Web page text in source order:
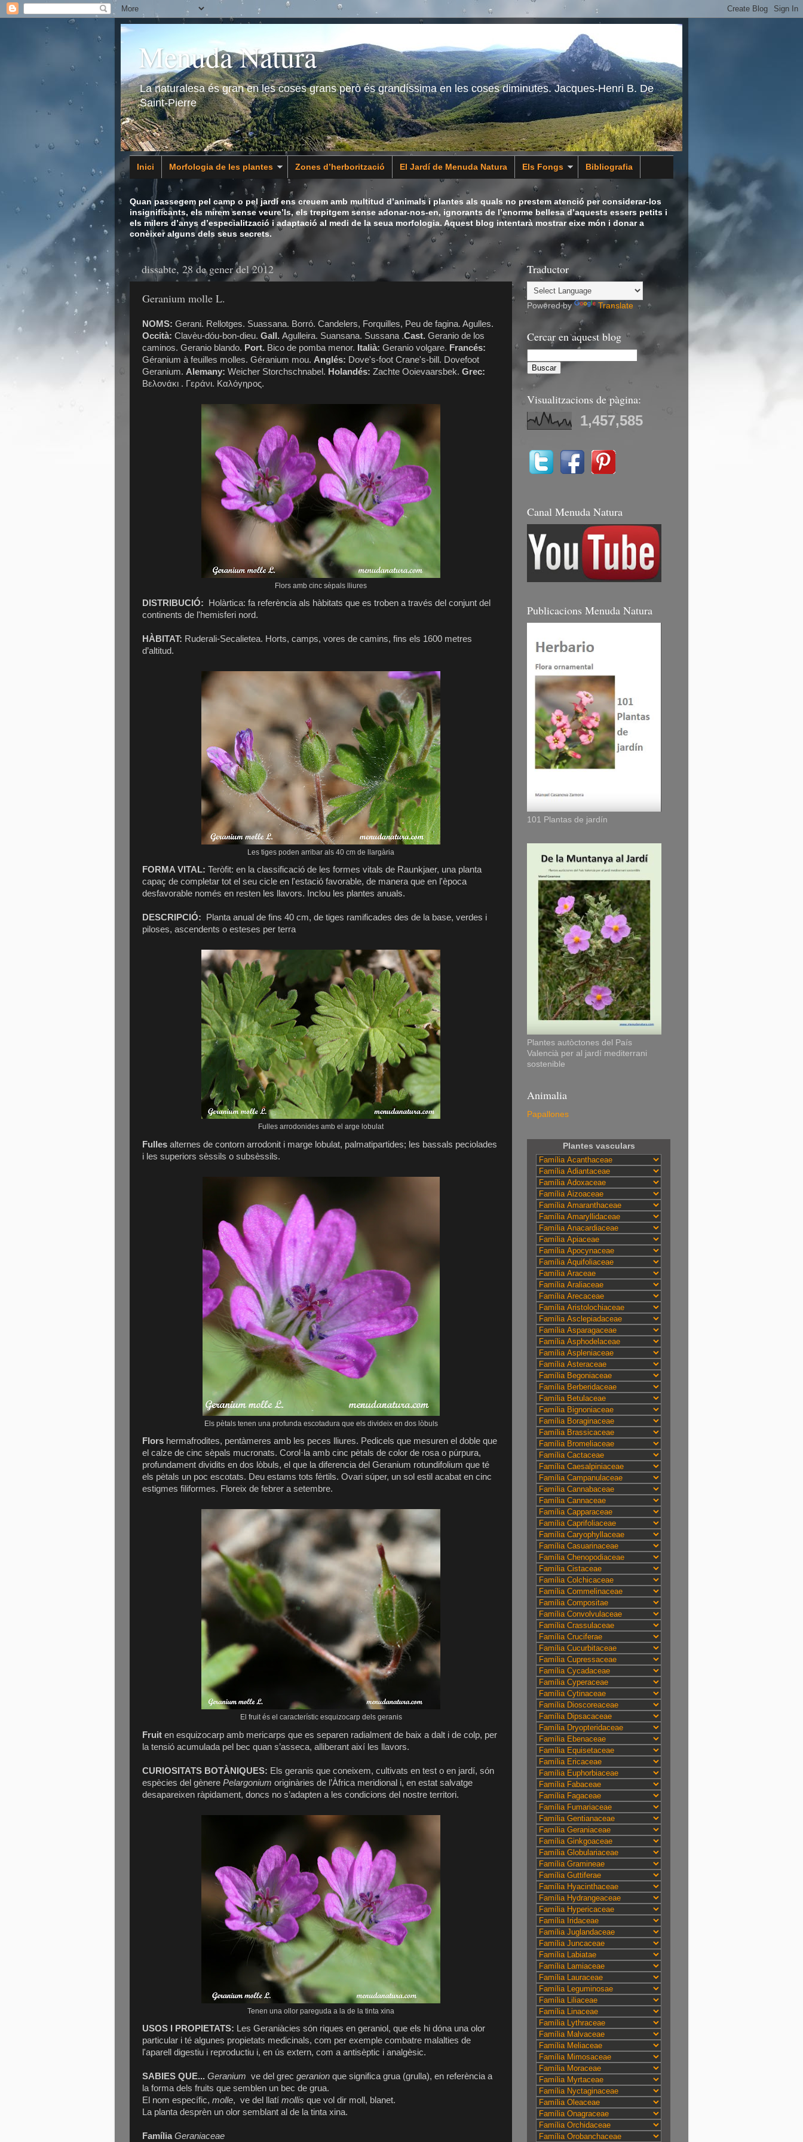
Menuda Natura
La naturalesa és gran en les coses grans però és grandíssima en les coses diminutes. Jacques-Henri B. De
Saint-Pierre
Inici Morfologia de les plantes Zones d’herborització El Jardí de Menuda Natura Els Fongs Bibliografia
Animalia
Quan passegem pel camp o pel jardí ens creuem amb multitud d’animals i plantes als quals no prestem atenció per considerar-los
insignificants, els mirem sense veure’ls, els trepitgem sense adonar-nos-en, ignorants de l’enorme bellesa d’aquests essers petits i
els milers d’anys d’especialització i adaptació al medi de la seua morfologia. Aquest blog intentarà mostrar eixe món i donar a
conèixer alguns dels seus secrets.
dissabte, 28 de gener del 2012
Geranium molle L.
NOMS: Gerani. Rellotges. Suassana. Borró. Candelers, Forquilles, Peu de fagina. Agulles.
Occità: Clavèu-dóu-bon-dieu. Gall. Agulleira. Suansana. Sussana .Cast. Geranio de los
caminos. Geranio blando. Port. Bico de pomba menor. Italià: Geranio volgare. Francés:
Géranium à feuilles molles. Géranium mou. Anglés: Dove's-foot Crane's-bill. Dovefoot
Geranium. Alemany: Weicher Storchschnabel. Holandés: Zachte Ooievaarsbek. Grec:
Βελονάκι . Γεράνι. Καλόγηρος.
Flors amb cinc sèpals lliures
DISTRIBUCIÓ:
Holàrtica: fa referència als hàbitats que es troben a través del conjunt del
continents de l'hemisferi nord.
HÀBITAT: Ruderali-Secalietea. Horts, camps, vores de camins, fins els 1600 metres
d’altitud.
Les tiges poden arribar als 40 cm de llargària
FORMA VITAL: Teròfit: en la classificació de les formes vitals de Raunkjaer, una planta
capaç de completar tot el seu cicle en l'estació favorable, de manera que en l'època
desfavorable només en resten les llavors. Inclou les plantes anuals.
DESCRIPCIÓ:
Planta anual de fins 40 cm, de tiges ramificades des de la base, verdes i
piloses, ascendents o esteses per terra
Fulles arrodonides amb el arge lobulat
Fulles alternes de contorn arrodonit i marge lobulat, palmatipartides; les bassals peciolades
i les superiors sèssils o subsèssils.
Els pètals tenen una profunda escotadura que els divideix en dos lòbuls
Flors hermafrodites, pentàmeres amb les peces lliures. Pedicels que mesuren el doble que
el calze de cinc sèpals mucronats. Corol·la amb cinc pètals de color de rosa o púrpura,
profundament dividits en dos lòbuls, el que la diferencia del Geranium rotundifolium que té
els pètals un poc escotats. Deu estams tots fèrtils. Ovari súper, un sol estil acabat en cinc
estigmes filiformes. Floreix de febrer a setembre.
El fruit és el característic esquizocarp dels geranis
Fruit en esquizocarp amb mericarps que es separen radialment de baix a dalt i de colp, per
la tensió acumulada pel bec quan s’asseca, alliberant així les llavors.
CURIOSITATS BOTÀNIQUES: Els geranis que coneixem, cultivats en test o en jardí, són
espècies del gènere Pelargonium originàries de l’Àfrica meridional i, en estat salvatge
desapareixen ràpidament, doncs no s’adapten a les condicions del nostre territori.
Tenen una ollor pareguda a la de la tinta xina
USOS I PROPIETATS: Les Geraniàcies són riques en geraniol, que els hi dóna una olor
particular i té algunes propietats medicinals, com per exemple combatre malalties de
l'aparell digestiu i reproductiu i, en ús extern, com a antisèptic i analgèsic.
SABIES QUE... Geranium ve del grec geranion que significa grua (grulla), en referència a
la forma dels fruits que semblen un bec de grua.
El nom específic, molle, ve del llatí mollis que vol dir moll, blanet.
La planta desprèn un olor semblant al de la tinta xina.
Família Geraniaceae
Traductor
Powered by Translate
Cercar en aquest blog
Visualitzacions de pàgina:
1,457,585
Canal Menuda Natura
Publicacions Menuda Natura
101 Plantas de jardín
Plantes autòctones del País
Valencià per al jardí mediterrani
sostenible
Animalia
Papallones
Plantes vasculars